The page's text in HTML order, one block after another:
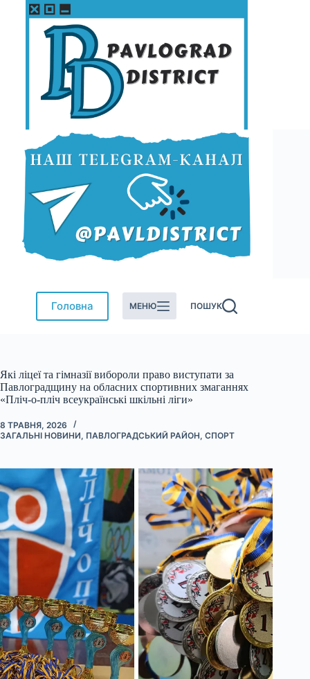
Перейти
Головна МЕНЮ ПОШУК
Які ліцеї та гімназії вибороли право виступати за
Павлоградщину на обласних спортивних змаганнях
«Пліч-о-пліч всеукраїнські шкільні ліги»
8 ТРАВНЯ, 2026
ЗАГАЛЬНІ НОВИНИ, ПАВЛОГРАДСЬКИЙ РАЙОН, СПОРТ